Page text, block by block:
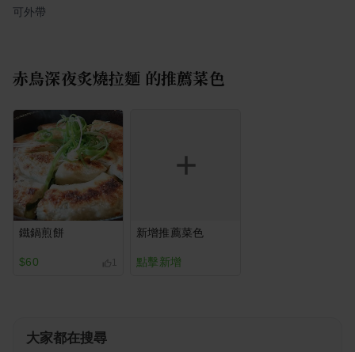
可外帶
赤鳥深夜炙燒拉麵 的推薦菜色
鐵鍋煎餅
$60
新增推薦菜色
點擊新增
大家都在搜尋